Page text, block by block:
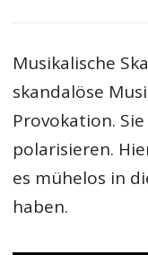
Musikalische
skandalöse
Provokation.
polarisieren.
es mühelos in
haben.